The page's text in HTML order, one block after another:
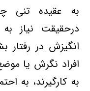
به عقیده تنی
درحقیقت نیاز
انگیزش در رفتار
افراد نگرش یا
به كارگیرند، به